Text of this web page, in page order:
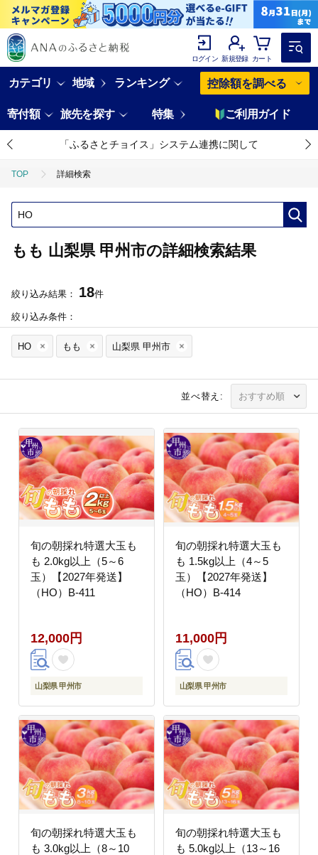
ログイン 新規登録 カート
カテゴリ 地域 ランキング 控除額を調べる
寄付額 旅先を探す 特集 ご利用ガイド
「ふるさとチョイス」システム連携に関して
TOP 詳細検索
もも 山梨県 甲州市の詳細検索結果
絞り込み結果： 18件
絞り込み条件：
HO もも 山梨県 甲州市
並べ替え:
旬の朝採れ特選大玉も
も 2.0kg以上（5～6
玉）【2027年発送】
（HO）B-411
12,000円
山梨県 甲州市
旬の朝採れ特選大玉も
も 1.5kg以上（4～5
玉）【2027年発送】
（HO）B-414
11,000円
山梨県 甲州市
旬の朝採れ特選大玉も
も 3.0kg以上（8～10
旬の朝採れ特選大玉も
も 5.0kg以上（13～16